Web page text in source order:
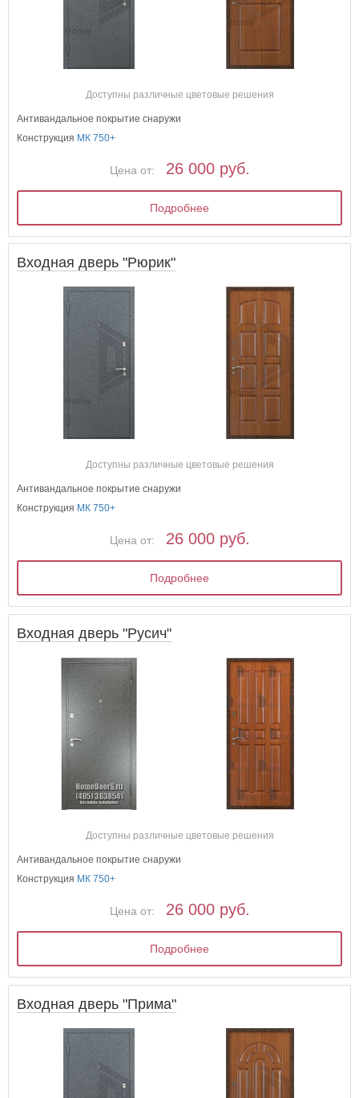
Доступны различные цветовые решения
Антивандальное покрытие снаружи
Конструкция МК 750+
Цена от: 26 000 руб.
Подробнее
Входная дверь "Рюрик"
Доступны различные цветовые решения
Антивандальное покрытие снаружи
Конструкция МК 750+
Цена от: 26 000 руб.
Подробнее
Входная дверь "Русич"
Доступны различные цветовые решения
Антивандальное покрытие снаружи
Конструкция МК 750+
Цена от: 26 000 руб.
Подробнее
Входная дверь "Прима"